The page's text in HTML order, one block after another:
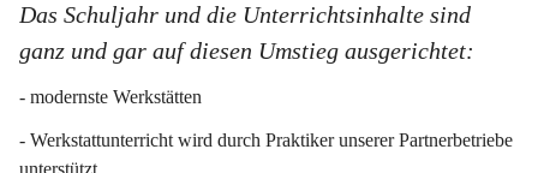
Das Schuljahr und die Unterrichtsinhalte sind
ganz und gar auf diesen Umstieg ausgerichtet:
- modernste Werkstätten
- Werkstattunterricht wird durch Praktiker unserer Partnerbetriebe
unterstützt